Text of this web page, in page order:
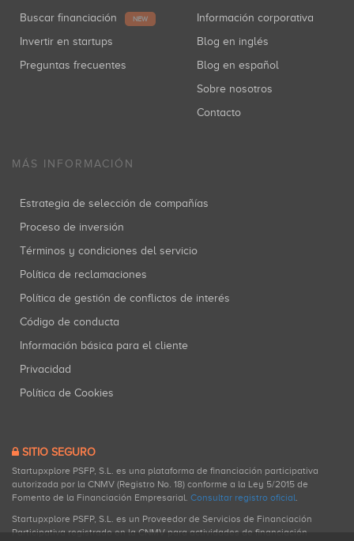
Buscar financiación NEW
Invertir en startups
Preguntas frecuentes
Información corporativa
Blog en inglés
Blog en español
Sobre nosotros
Contacto
MÁS INFORMACIÓN
Estrategia de selección de compañías
Proceso de inversión
Términos y condiciones del servicio
Política de reclamaciones
Política de gestión de conflictos de interés
Código de conducta
Información básica para el cliente
Privacidad
Política de Cookies
SITIO SEGURO
Startupxplore PSFP, S.L. es una plataforma de financiación participativa
autorizada por la CNMV (Registro No. 18) conforme a la Ley 5/2015 de
Fomento de la Financiación Empresarial. Consultar registro oficial.
Startupxplore PSFP, S.L. es un Proveedor de Servicios de Financiación
Participativa registrado en la CNMV para actividades de financiación